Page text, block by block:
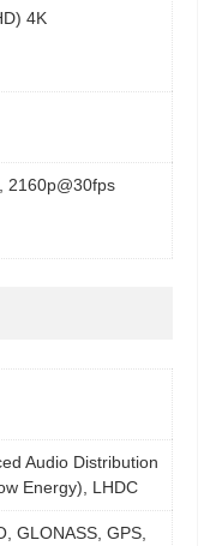
4K
2160p@30fps
Audio Distribution
Energy), LHDC
GLONASS, GPS,